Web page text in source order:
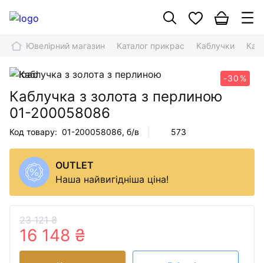
Ювелірний магазин Каталог прикрас Каблучки
-30%
Каблучка з золота з перлиною
01-200058086
Код товару: 01-200058086, б/в 573
OUTLET
Наша найвигідніша ціна!
23 121 ₴
16 148 ₴